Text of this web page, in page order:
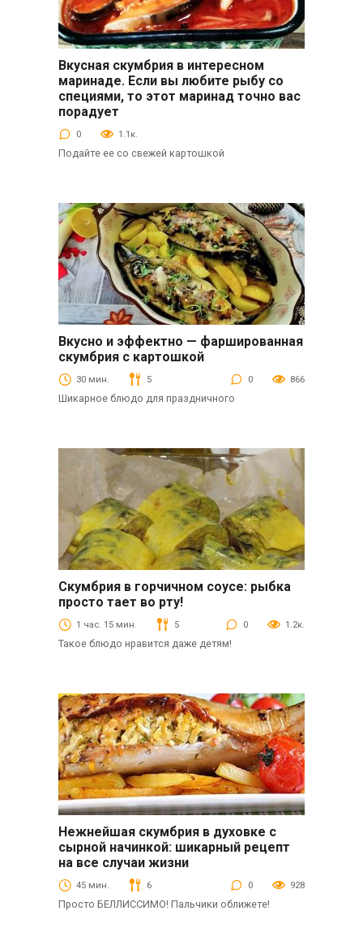
Вторые блюда
Вкусная скумбрия в интересном
маринаде. Если вы любите рыбу со
специями, то этот маринад точно вас
порадует
0 1.1к.
Подайте ее со свежей картошкой
Вторые блюда
Вкусно и эффектно — фаршированная
скумбрия с картошкой
30 мин. 5 0 866
Шикарное блюдо для праздничного
Вторые блюда
Скумбрия в горчичном соусе: рыбка
просто тает во рту!
1 час. 15 мин. 5 0 1.2к.
Такое блюдо нравится даже детям!
Вторые блюда
Нежнейшая скумбрия в духовке с
сырной начинкой: шикарный рецепт
на все случаи жизни
45 мин. 6 0 928
Просто БЕЛЛИССИМО! Пальчики оближете!